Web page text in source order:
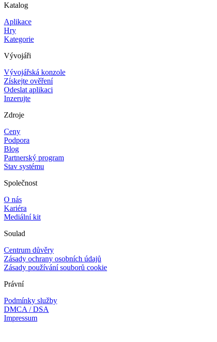
Katalog
Aplikace
Hry
Kategorie
Vývojáři
Vývojářská konzole
Získejte ověření
Odeslat aplikaci
Inzerujte
Zdroje
Ceny
Podpora
Blog
Partnerský program
Stav systému
Společnost
O nás
Kariéra
Mediální kit
Soulad
Centrum důvěry
Zásady ochrany osobních údajů
Zásady používání souborů cookie
Právní
Podmínky služby
DMCA / DSA
Impressum